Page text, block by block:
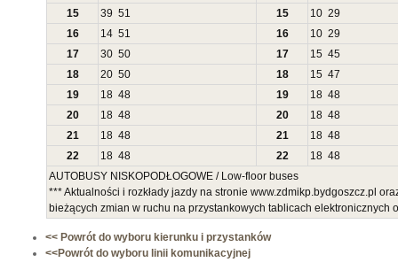
15
39 51 15 10 29
16
14 51 16 10 29
17
30 50 17 15 45
18
20 50 18 15 47
19
18 48 19 18 48
20
18 48 20 18 48
21
18 48 21 18 48
22
18 48 22 18 48
AUTOBUSY NISKOPODŁOGOWE / Low-floor buses
*** Aktualności i rozkłady jazdy na stronie www.zdmikp.bydgoszcz.pl
bieżących zmian w ruchu na przystankowych tablicach elektronicznych
<< Powrót do wyboru kierunku i przystanków
<<Powrót do wyboru linii komunikacyjnej